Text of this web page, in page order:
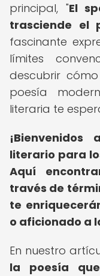
principal, "El
trasciende el
fascinante
límites
descubrir
poesía
literaria te
literario para
Aquí
través de
te
o aficionado a
En nuestro
la poesía